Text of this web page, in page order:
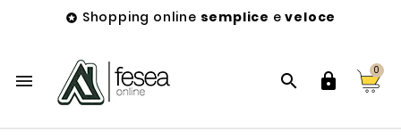
 Shopping online semplice eveloce
  
0